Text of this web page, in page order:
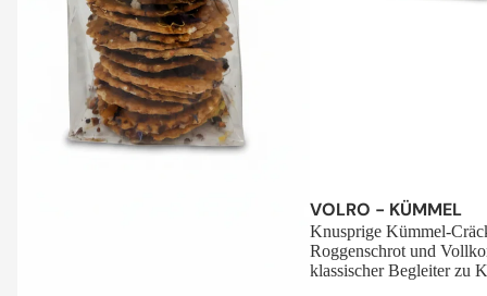
VOLRO - KÜMMEL
Knusprige Kümmel-
Roggenschrot und
klassischer Begleiter zu